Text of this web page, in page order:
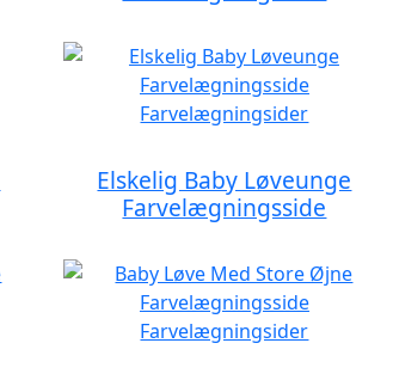
Elskelig Baby Løveunge
Farvelægningsside